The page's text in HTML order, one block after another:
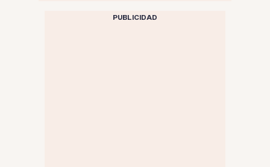
PUBLICIDAD